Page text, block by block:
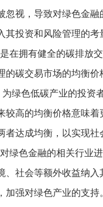
视，导致对绿色金
投资和风险管理的考
在拥有健全的碳排放
碳交易市场的均衡
绿色低碳产业的投
高的均衡价格意味
达成均衡，以实现社
绿色金融的相关行业
社会等额外收益纳
强对绿色产业的支持